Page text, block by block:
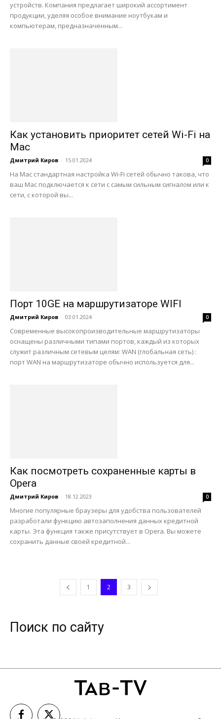
устройств. Компания предлагает широкий ассортимент
продукции, уделяя особое внимание ноутбукам и
компьютерам, предназначенным...
Как установить приоритет сетей Wi-Fi на
Mac
Дмитрий Киров - 15.01.2024 0
На Mac стандартная настройка Wi-Fi сетей обычно такова, что
ваш Mac подключается к сети с самым сильным сигналом или к
сети, с которой вы...
Порт 10GE на маршрутизаторе WIFI
Дмитрий Киров - 03.01.2024 0
Современные высокопроизводительные маршрутизаторы
оснащены различными типами портов, каждый из которых
служит различным сетевым целям: WAN (глобальная сеть) :
порт WAN на маршрутизаторе обычно используется для...
Как посмотреть сохраненные карты в
Opera
Дмитрий Киров - 18.12.2023 0
Многие популярные браузеры для удобства пользователей
разработали функцию автозаполнения данных кредитной
карты. Эта функция также присутствует в Opera. Вы можете
сохранить данные своей кредитной...
1 2 3
Поиск по сайту